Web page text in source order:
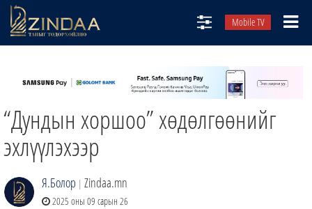
Mobile TV
ТВ8
ӨГЛӨӨНИЙ СОНИН
АУДИО ЗОХИОЛ
ЗИНДАА СЭТГҮҮЛ
“Дундын хоршоо” хөдөлгөөнийг
эхлүүлэхээр
Я.Болор | Zindaa.mn
2025 оны 09 сарын 26